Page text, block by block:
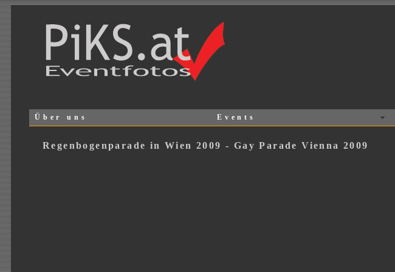
Über uns Events
Regenbogenparade in Wien 2009 - Gay Parade Vienna 2009